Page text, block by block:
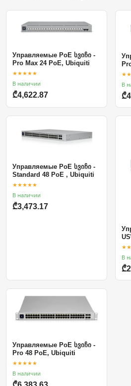
Управляемые PoE სვიჩი -
Pro Max 24 PoE, Ubiquiti
★★★★★
В наличии
₾4,622.87
В
Управляемые PoE სვიჩი -
Standard 48 PoE , Ubiquiti
★★★★★
В наличии
₾3,473.17
В
Управляемые PoE სვიჩი -
Pro 48 PoE, Ubiquiti
★★★★★
В наличии